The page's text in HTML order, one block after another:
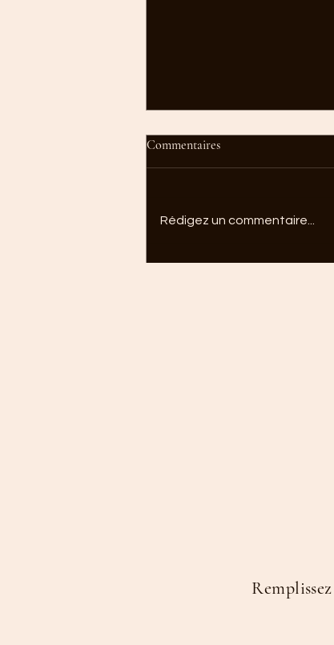
Vacances: Les vacances sont
Commentaires
Rédigez un commentaire...